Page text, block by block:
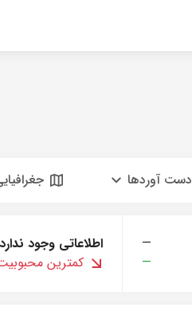
دست آوردها
—
—
اطلاعاتی وجود ندارد
کمترین